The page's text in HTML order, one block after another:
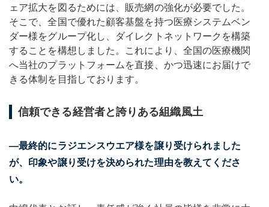
ェア拡大を図るためには、販売網の強化が必要でした。
そこで、全国で優れた顧客基盤を持つ医療システムベン
ダー様をグループ化し、ダイレクトネットワークを構築
することを構想しました。これにより、全国の医療機関
へ当社のプラットフォームを直接、かつ迅速にお届けで
きる体制を目指しております。
信頼できる経営者と誇りある組織風土
―最終的にラジエンスウエア様を譲り受けられました
が、印象や譲り受けを決められた理由を教えてくださ
い。